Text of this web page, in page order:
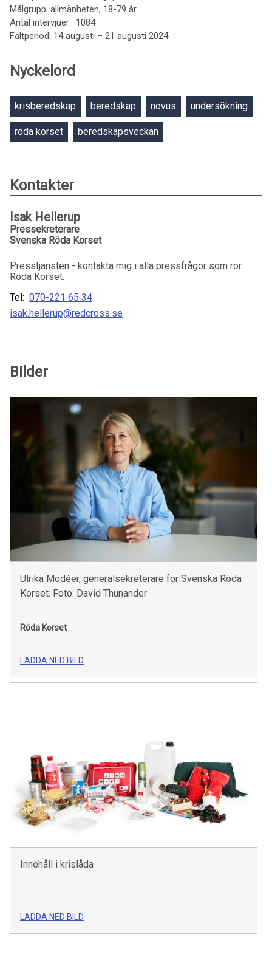
Målgrupp: allmänheten, 18-79 år
Antal intervjuer: 1084
Fältperiod: 14 augusti – 21 augusti 2024
Nyckelord
krisberedskap beredskap novus undersökning
röda korset beredskapsveckan
Kontakter
Isak Hellerup
Pressekreterare
Svenska Röda Korset
Presstjänsten - kontakta mig i alla pressfrågor som rör
Röda Korset.
Tel: 070-221 65 34
isak.hellerup@redcross.se
Bilder
Ulrika Modéer, generalsekreterare för Svenska Röda
Korset. Foto: David Thunander
Röda Korset
LADDA NED BILD
Innehåll i krislåda
LADDA NED BILD